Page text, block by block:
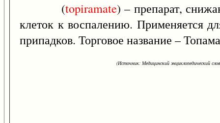
(topiramate) – препарат,
клеток к воспалению. Применяется
припадков. Торговое название –
(Источник: Медицинский энциклопедический